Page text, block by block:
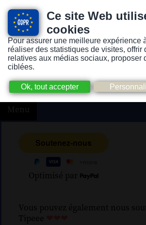
Ce site Web
cookies
Pour assurer une meilleure expérience
réaliser des statistiques de visites, offrir
relatives aux médias sociaux, proposer
ciblées.
Version pour personnes mal-
Menu
Optimisé par
Vous pouvez également nous
Tipeee